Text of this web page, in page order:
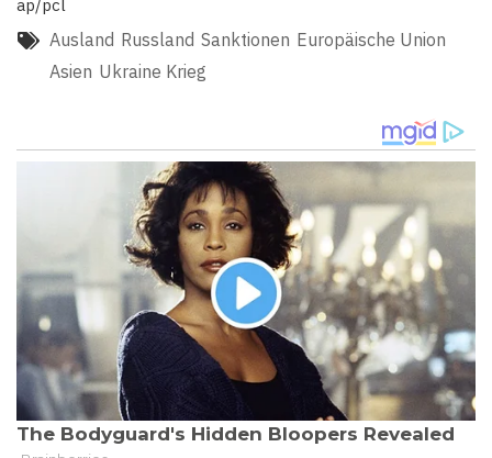
ap/pcl
Ausland Russland Sanktionen Europäische Union
Asien Ukraine Krieg